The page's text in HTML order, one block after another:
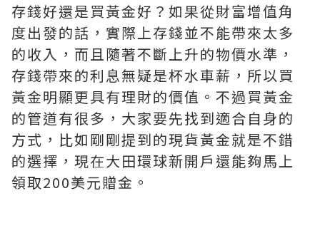
存錢好還是買黃金好？如果從財富增值角
度出發的話，實際上存錢並不能帶來太多
的收入，而且隨著不斷上升的物價水準，
存錢帶來的利息無疑是杯水車薪，所以買
黃金明顯更具有理財的價值。不過買黃金
的管道有很多，大家要先找到適合自身的
方式，比如剛剛提到的現貨黃金就是不錯
的選擇，現在大田環球新開戶還能夠馬上
領取200美元贈金。